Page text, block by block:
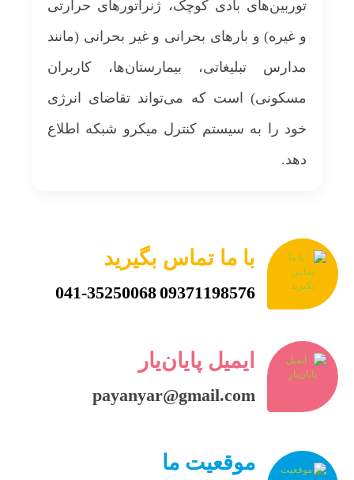
توربین‌های بادی کوچک، ژنراتورهای حرارتی
و غیره) و بارهای بحرانی و غیر بحرانی (مانند
مدارس تبلیغاتی، بیمارستان‌ها، کاربران
مسکونی) است که می‌تواند تقاضای انرژی
خود را به سیستم کنترل میکرو شبکه اطلاع
دهد.
با ما تماس بگیرید
09371198576
041-35250068
ایمیل پایان‌یار
payanyar@gmail.com
موقعیت ما